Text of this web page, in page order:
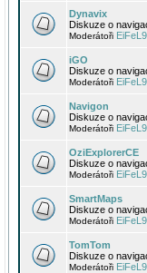
Dynavix
Diskuze o
Moderátoři
iGO
Diskuze o
Moderátoři
Navigon
Diskuze o
Moderátoři
OziExplorerCE
Diskuze o
Moderátoři
SmartMaps
Diskuze o
Moderátoři
TomTom
Diskuze o
Moderátoři